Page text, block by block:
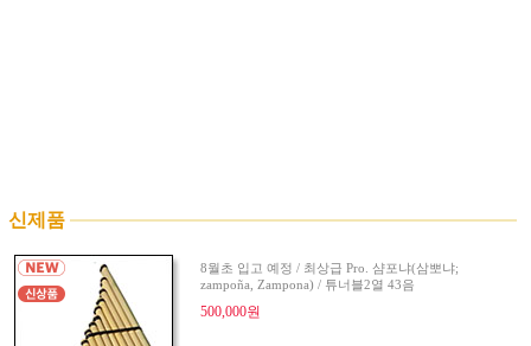
신제품
8월초 입고 예정 / 최상급 Pro. 샴포냐(삼뽀냐;
zampoña, Zampona) / 튜너블2열 43음
500,000원